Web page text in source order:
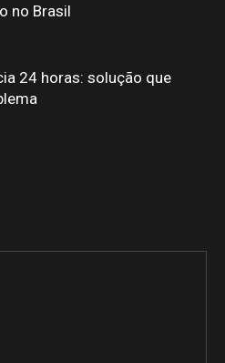
no Brasil
24 horas: solução que